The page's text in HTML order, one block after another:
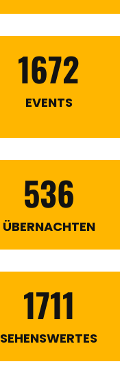
1672
EVENTS
536
ÜBERNACHTEN
1711
SEHENSWERTES